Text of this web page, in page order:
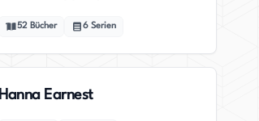
52 Bücher 6 Serien
Hanna Earnest